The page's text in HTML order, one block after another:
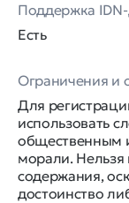
Поддержка
Есть
Ограничения и
Для
использовать
общественным
морали. Нельзя
содержания,
достоинство